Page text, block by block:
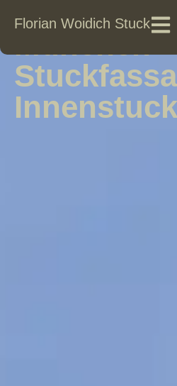
Florian Woidich Stuck
Privathaus
Innenstuck